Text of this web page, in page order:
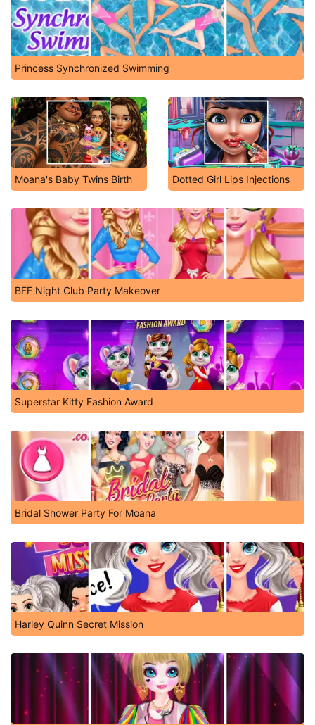
Princess Synchronized Swimming
Moana's Baby Twins Birth Dotted Girl Lips Injections
BFF Night Club Party Makeover
Superstar Kitty Fashion Award
Bridal Shower Party For Moana
Harley Quinn Secret Mission